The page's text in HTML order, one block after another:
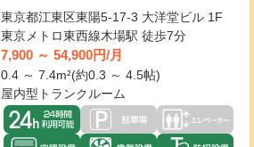
東京都江東区東陽5-17-3 大洋堂ビル 1F
東京メトロ東西線木場駅 徒歩7分
7,900 ～ 54,900円/月
0.4 ～ 7.4m²(約0.3 ～ 4.5帖)
屋内型トランクルーム